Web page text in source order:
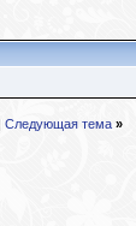
Следующая тема »